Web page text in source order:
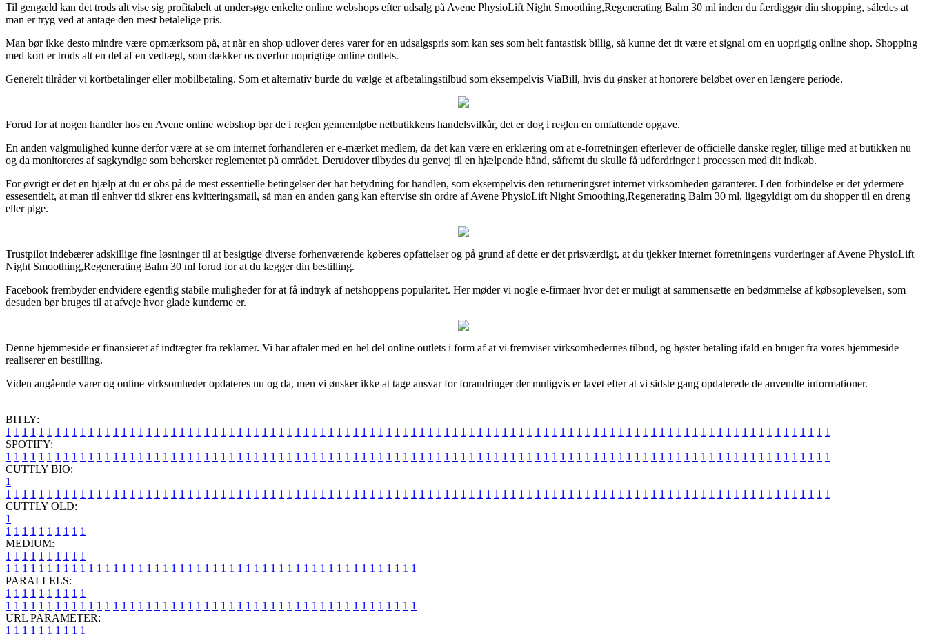
Til gengæld kan det trods alt vise sig profitabelt at undersøge enkelte online webshops efter udsalg på Avene PhysioLift Night Smoothing,Regenerating Balm 30 ml inden du færdiggør din shopping, således at
man er tryg ved at antage den mest betalelige pris.
Man bør ikke desto mindre være opmærksom på, at når en shop udlover deres varer for en udsalgspris som kan ses som helt fantastisk billig, så kunne det tit være et signal om en uoprigtig online shop. Shopping
med kort er trods alt en del af en vedtægt, som dækker os overfor uoprigtige online outlets.
Generelt tilråder vi kortbetalinger eller mobilbetaling. Som et alternativ burde du vælge et afbetalingstilbud som eksempelvis ViaBill, hvis du ønsker at honorere beløbet over en længere periode.
Forud for at nogen handler hos en Avene online webshop bør de i reglen gennemløbe netbutikkens handelsvilkår, det er dog i reglen en omfattende opgave.
En anden valgmulighed kunne derfor være at se om internet forhandleren er e-mærket medlem, da det kan være en erklæring om at e-forretningen efterlever de officielle danske regler, tillige med at butikken nu
og da monitoreres af sagkyndige som behersker reglementet på området. Derudover tilbydes du genvej til en hjælpende hånd, såfremt du skulle få udfordringer i processen med dit indkøb.
For øvrigt er det en hjælp at du er obs på de mest essentielle betingelser der har betydning for handlen, som eksempelvis den returneringsret internet virksomheden garanterer. I den forbindelse er det ydermere
essesentielt, at man til enhver tid sikrer ens kvitteringsmail, så man en anden gang kan eftervise sin ordre af Avene PhysioLift Night Smoothing,Regenerating Balm 30 ml, ligegyldigt om du shopper til en dreng
eller pige.
Trustpilot indebærer adskillige fine løsninger til at besigtige diverse forhenværende køberes opfattelser og på grund af dette er det prisværdigt, at du tjekker internet forretningens vurderinger af Avene PhysioLift
Night Smoothing,Regenerating Balm 30 ml forud for at du lægger din bestilling.
Facebook frembyder endvidere egentlig stabile muligheder for at få indtryk af netshoppens popularitet. Her møder vi nogle e-firmaer hvor det er muligt at sammensætte en bedømmelse af købsoplevelsen, som
desuden bør bruges til at afveje hvor glade kunderne er.
Denne hjemmeside er finansieret af indtægter fra reklamer. Vi har aftaler med en hel del online outlets i form af at vi fremviser virksomhedernes tilbud, og høster betaling ifald en bruger fra vores hjemmeside
realiserer en bestilling.
Viden angående varer og online virksomheder opdateres nu og da, men vi ønsker ikke at tage ansvar for forandringer der muligvis er lavet efter at vi sidste gang opdaterede de anvendte informationer.
BITLY:
1 1 1 1 1 1 1 1 1 1 1 1 1 1 1 1 1 1 1 1 1 1 1 1 1 1 1 1 1 1 1 1 1 1 1 1 1 1 1 1 1 1 1 1 1 1 1 1 1 1 1 1 1 1 1 1 1 1 1 1 1 1 1 1 1 1 1 1 1 1 1 1 1 1 1 1 1 1 1 1 1 1 1 1 1 1 1 1 1 1 1 1 1 1 1 1 1 1 1 1
SPOTIFY:
1 1 1 1 1 1 1 1 1 1 1 1 1 1 1 1 1 1 1 1 1 1 1 1 1 1 1 1 1 1 1 1 1 1 1 1 1 1 1 1 1 1 1 1 1 1 1 1 1 1 1 1 1 1 1 1 1 1 1 1 1 1 1 1 1 1 1 1 1 1 1 1 1 1 1 1 1 1 1 1 1 1 1 1 1 1 1 1 1 1 1 1 1 1 1 1 1 1 1 1
CUTTLY BIO:
1
1 1 1 1 1 1 1 1 1 1 1 1 1 1 1 1 1 1 1 1 1 1 1 1 1 1 1 1 1 1 1 1 1 1 1 1 1 1 1 1 1 1 1 1 1 1 1 1 1 1 1 1 1 1 1 1 1 1 1 1 1 1 1 1 1 1 1 1 1 1 1 1 1 1 1 1 1 1 1 1 1 1 1 1 1 1 1 1 1 1 1 1 1 1 1 1 1 1 1 1
CUTTLY OLD:
1
1 1 1 1 1 1 1 1 1 1
MEDIUM:
1 1 1 1 1 1 1 1 1 1
1 1 1 1 1 1 1 1 1 1 1 1 1 1 1 1 1 1 1 1 1 1 1 1 1 1 1 1 1 1 1 1 1 1 1 1 1 1 1 1 1 1 1 1 1 1 1 1 1 1
PARALLELS:
1 1 1 1 1 1 1 1 1 1
1 1 1 1 1 1 1 1 1 1 1 1 1 1 1 1 1 1 1 1 1 1 1 1 1 1 1 1 1 1 1 1 1 1 1 1 1 1 1 1 1 1 1 1 1 1 1 1 1 1
URL PARAMETER:
1 1 1 1 1 1 1 1 1 1